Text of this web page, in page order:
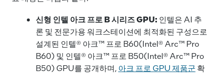
o
o
k
n
k
신형 인텔 아크 프로 B 시리즈 GPU: 인텔은 AI 추
론 및 전문가용 워크스테이션에 최적화된 구성으로
설계된 인텔® 아크™ 프로 B60(Intel® Arc™ Pro
B60) 및 인텔® 아크™ 프로 B50(Intel® Arc™ Pro
B50) GPU를 공개하며, 아크 프로 GPU 제품군 확